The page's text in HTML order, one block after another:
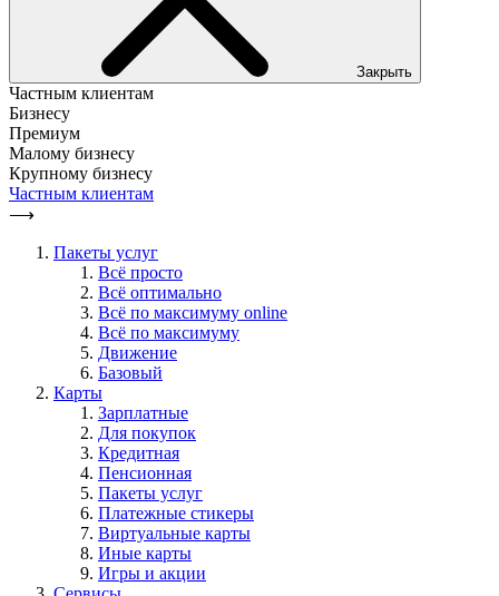
Закрыть
Частным клиентам
Бизнесу
Премиум
Малому бизнесу
Крупному бизнесу
Частным клиентам
⟶
Пакеты услуг
Всё просто
Всё оптимально
Всё по максимуму online
Всё по максимуму
Движение
Базовый
Карты
Зарплатные
Для покупок
Кредитная
Пенсионная
Пакеты услуг
Платежные стикеры
Виртуальные карты
Иные карты
Игры и акции